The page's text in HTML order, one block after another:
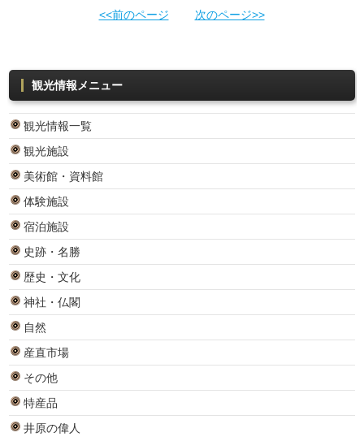
<<前のページ 次のページ>>
観光情報メニュー
観光情報一覧
観光施設
美術館・資料館
体験施設
宿泊施設
史跡・名勝
歴史・文化
神社・仏閣
自然
産直市場
その他
特産品
井原の偉人